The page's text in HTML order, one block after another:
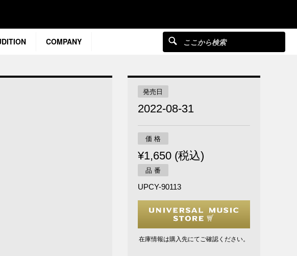
COMPANY
発売日
2022-08-31
価 格
¥1,650 (税込)
品 番
UPCY-90113
在庫情報は購入先にてご確認ください。